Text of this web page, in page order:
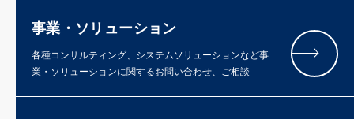
事業・ソリューション
各種コンサルティング、システムソリューションなど事
業・ソリューションに関するお問い合わせ、ご相談